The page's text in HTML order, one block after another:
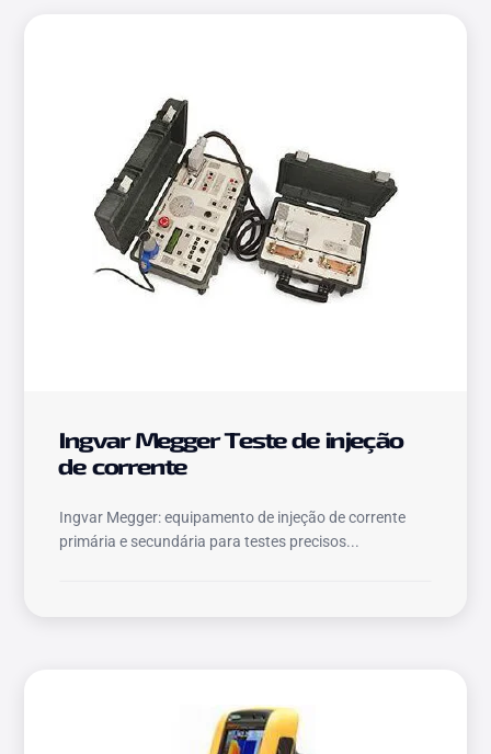
Ingvar Megger Teste de injeção
de corrente
Ingvar Megger: equipamento de injeção de corrente
primária e secundária para testes precisos...